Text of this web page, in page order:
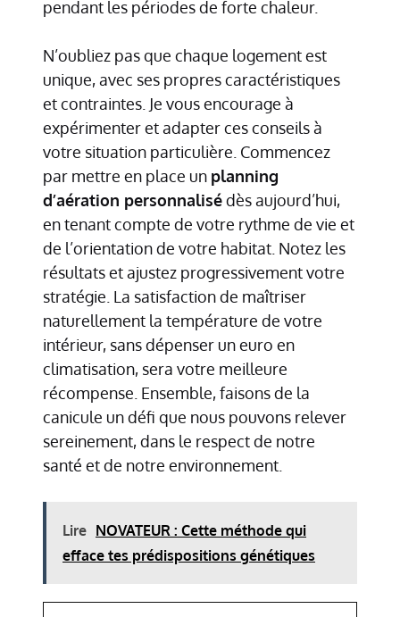
pendant les périodes de forte chaleur.
N’oubliez pas que chaque logement est
unique, avec ses propres caractéristiques
et contraintes. Je vous encourage à
expérimenter et adapter ces conseils à
votre situation particulière. Commencez
par mettre en place un planning
d’aération personnalisédès aujourd’hui,
en tenant compte de votre rythme de vie et
de l’orientation de votre habitat. Notez les
résultats et ajustez progressivement votre
stratégie. La satisfaction de maîtriser
naturellement la température de votre
intérieur, sans dépenser un euro en
climatisation, sera votre meilleure
récompense. Ensemble, faisons de la
canicule un défi que nous pouvons relever
sereinement, dans le respect de notre
santé et de notre environnement.
Lire NOVATEUR : Cette méthode qui
efface tes prédispositions génétiques